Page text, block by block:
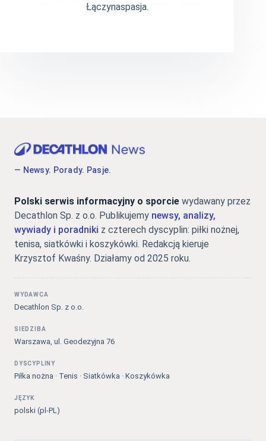
Łączynaspasja.
— Newsy. Porady. Pasje.
Polski serwis informacyjny o sporcie wydawany przez
Decathlon Sp. z o.o. Publikujemy newsy, analizy,
wywiady i poradniki z czterech dyscyplin: piłki nożnej,
tenisa, siatkówki i koszykówki. Redakcją kieruje
Krzysztof Kwaśny. Działamy od 2025 roku.
WYDAWCA
Decathlon Sp. z o.o.
SIEDZIBA
Warszawa, ul. Geodezyjna 76
DYSCYPLINY
Piłka nożna · Tenis · Siatkówka · Koszykówka
JĘZYK
polski (pl-PL)